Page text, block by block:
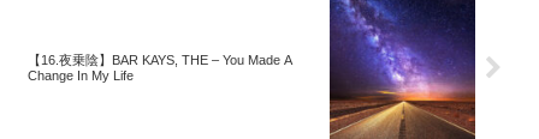
【16.夜乗陰】BAR KAYS, THE – You Made A
Change In My Life